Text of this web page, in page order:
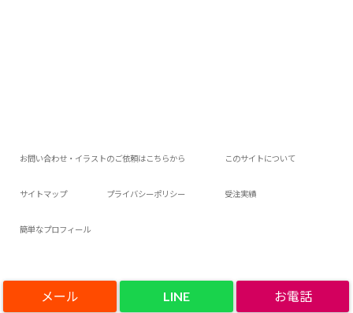
LINE
お問い合わせ・イラストのご依頼はこちらから このサイトについて
サイトマップ プライバシーポリシー 受注実績
簡単なプロフィール
Copyright© アロアロウィの今日は何作ろ？ , 2023 All Rights Reserved.